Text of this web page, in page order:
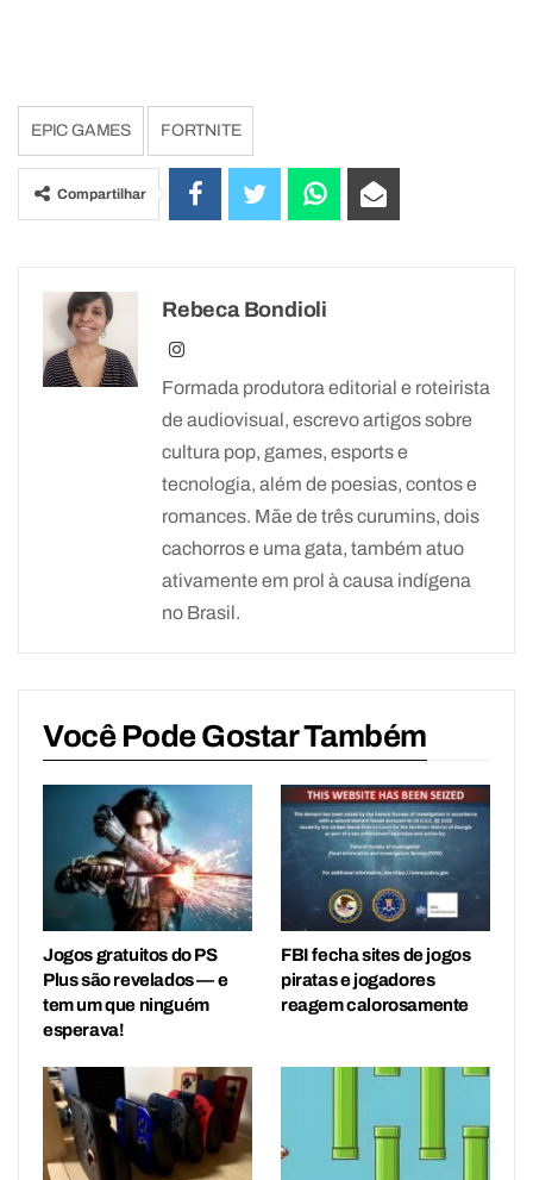
EPIC GAMES FORTNITE
Compartilhar
Rebeca Bondioli
Formada produtora editorial e roteirista
de audiovisual, escrevo artigos sobre
cultura pop, games, esports e
tecnologia, além de poesias, contos e
romances. Mãe de três curumins, dois
cachorros e uma gata, também atuo
ativamente em prol à causa indígena
no Brasil.
Você Pode Gostar Também
Jogos gratuitos do PS
Plus são revelados — e
tem um que ninguém
esperava!
FBI fecha sites de jogos
piratas e jogadores
reagem calorosamente